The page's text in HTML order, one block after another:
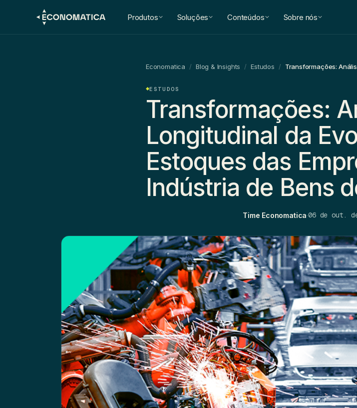
Produtos Soluções Conteúdos Sobre nós
Economatica / Blog & Insights / Estudos /
ESTUDOS
Transformações:
Longitudinal da
Estoques das
Indústria de Bens
Time Economatica·06 de out.